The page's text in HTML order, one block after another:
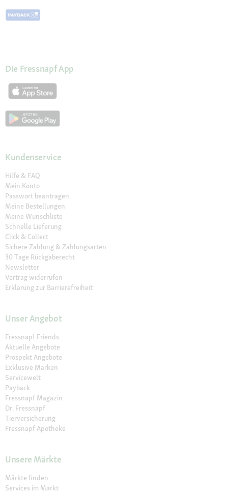
Die Fressnapf App
Kundenservice
Hilfe & FAQ
Mein Konto
Passwort beantragen
Meine Bestellungen
Meine Wunschliste
Schnelle Lieferung
Click & Collect
Sichere Zahlung & Zahlungsarten
30 Tage Rückgaberecht
Newsletter
Vertrag widerrufen
Erklärung zur Barrierefreiheit
Unser Angebot
Fressnapf Friends
Aktuelle Angebote
Prospekt Angebote
Exklusive Marken
Servicewelt
Payback
Fressnapf Magazin
Dr. Fressnapf
Tierversicherung
Fressnapf Apotheke
Unsere Märkte
Märkte finden
Services im Markt